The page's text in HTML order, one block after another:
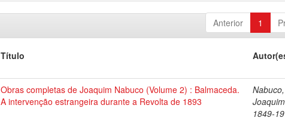
Anterior 1
Título
Obras completas de Joaquim Nabuco (Volume 2) : Balmaceda.
A intervenção estrangeira durante a Revolta de 1893
Nabuco,
1849-